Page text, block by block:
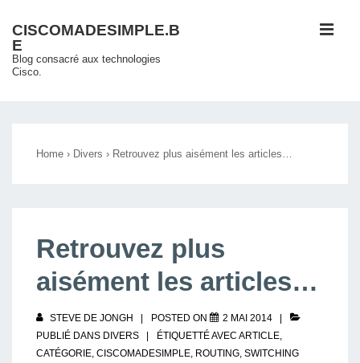
passer
au
contenu
CISCOMADESIMPLE.B
E
Blog consacré aux technologies
Cisco.
Home › Divers › Retrouvez plus aisément les articles…
Retrouvez plus
aisément les articles…
STEVE DE JONGH POSTED ON
2 MAI 2014
PUBLIÉ DANS DIVERS ÉTIQUETTÉ AVEC ARTICLE,
CATÉGORIE, CISCOMADESIMPLE, ROUTING, SWITCHING